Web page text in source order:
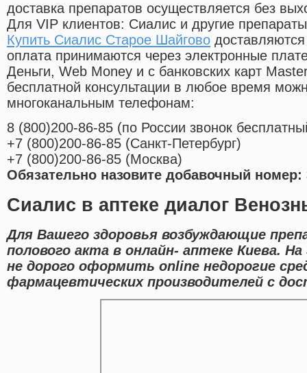
доставка препаратов осуществляется без
Для VIP клиентов: Сиалис и другие
Купить Сиалис Старое Шайгово доставляются
оплата принимаются через электронные
Деньги, Web Money и с банковских карт
бесплатной консультации в любое время
многоканальным телефонам:
8 (800)200-86-85 (по России звонок
+7 (800)200-86-85 (Санкт-Петербург)
+7 (800)200-86-85 (Москва)
Обязательно назовите добавочный номер:
Сиалис в аптеке диалог
Для Вашего здоровья возбуждающие
полового акта в онлайн- аптеке Киева.
не дорого оформить online недорогие
фармацевтических производителей с